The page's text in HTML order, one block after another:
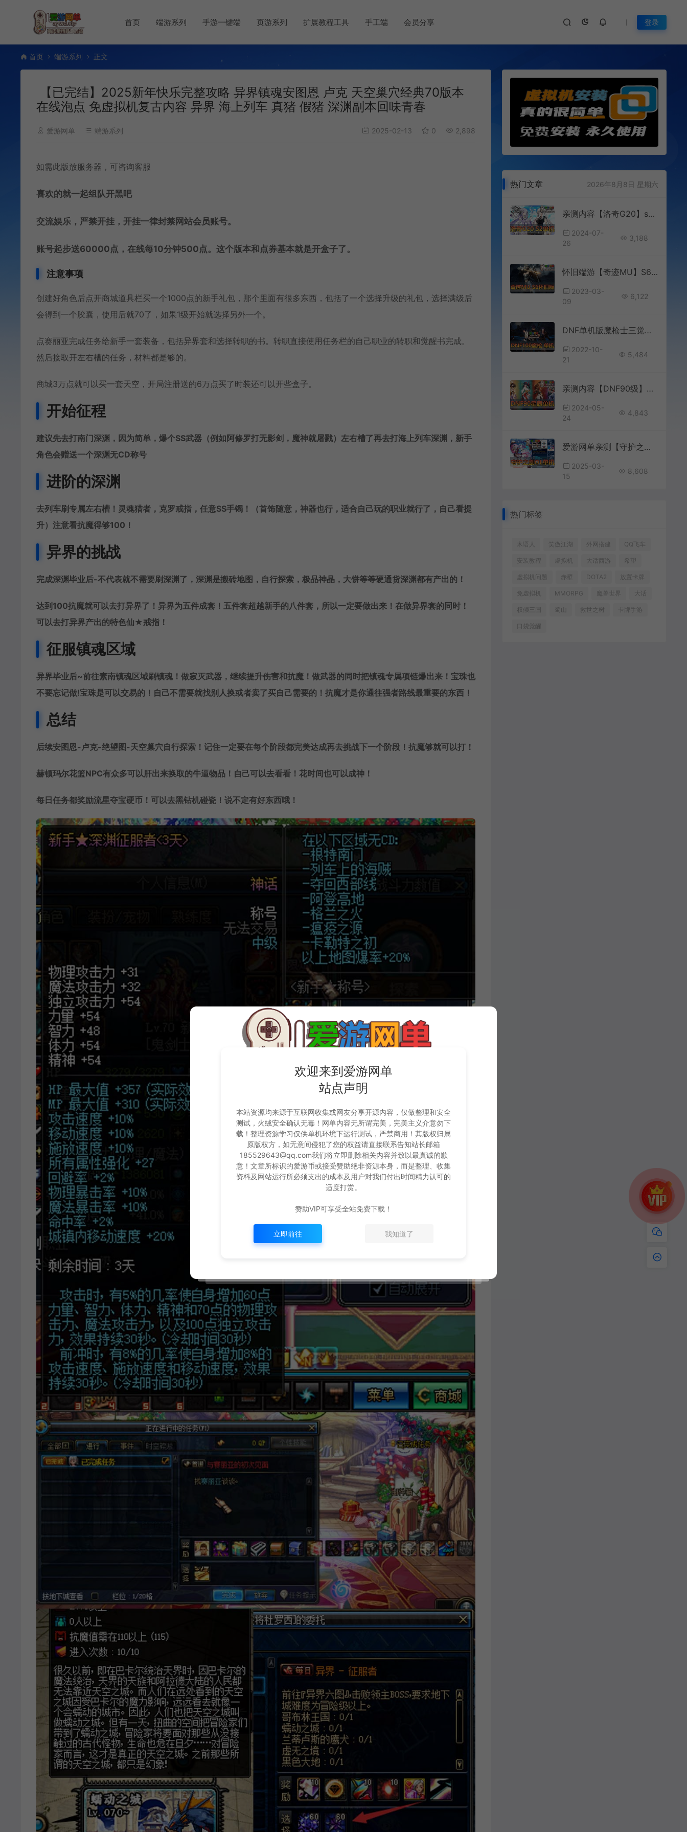
首页 端游系列 手游一键端 页游系列 扩展教程工具 手工端 会员分享 登录
首页 端游系列 正文
【已完结】2025新年快乐完整攻略 异界镇魂安图恩 卢克 天空巢穴经典70版本
在线泡点 免虚拟机复古内容 异界 海上列车 真猪 假猪 深渊副本回味青春
爱游网单 端游系列 2025-02-13 0 2,898
如需此版放服务器，可咨询客服
喜欢的就一起组队开黑吧
交流娱乐，严禁开挂，开挂一律封禁网站会员账号。
账号起步送60000点，在线每10分钟500点。这个版本和点券基本就是开盒子了。
注意事项
创建好角色后点开商城道具栏买一个1000点的新手礼包，那个里面有很多东西，包括了一个选择升级的礼包，选择满级后
会得到一个胶囊，使用后就70了，如果1级开始就选择另外一个。
点赛丽亚完成任务给新手一套装备，包括异界套和选择转职的书。转职直接使用任务栏的自己职业的转职和觉醒书完成。
然后接取开左右槽的任务，材料都是够的。
商城3万点就可以买一套天空，开局注册送的6万点买了时装还可以开些盒子。
开始征程
建议先去打南门深渊，因为简单，爆个SS武器（例如阿修罗打无影剑，魔神就屠戮）左右槽了再去打海上列车深渊，新手
角色会赠送一个深渊无CD称号
进阶的深渊
去列车刷专属左右槽！灵魂猎者，克罗戒指，任意SS手镯！（首饰随意，神器也行，适合自己玩的职业就行了，自己看提
升）注意看抗魔得够100！
异界的挑战
完成深渊毕业后-不代表就不需要刷深渊了，深渊是搬砖地图，自行探索，极品神晶，大饼等等硬通货深渊都有产出的！
达到100抗魔就可以去打异界了！异界为五件成套！五件套超越新手的八件套，所以一定要做出来！在做异界套的同时！
可以去打异界产出的特色仙★戒指 ！
征服镇魂区域
异界毕业后~前往素南镇魂区域刷镇魂！做寂灭武器，继续提升伤害和抗魔！做武器的同时把镇魂专属项链爆出来！宝珠也
不要忘记做!宝珠是可以交易的！自己不需要就找别人换或者卖了买自己需要的！抗魔才是你通往强者路线最重要的东西！
总结
后续安图恩-卢克-绝望图-天空巢穴自行探索！记住一定要在每个阶段都完美达成再去挑战下一个阶段！抗魔够就可以打！
赫顿玛尔花篮NPC有众多可以肝出来换取的牛逼物品！自己可以去看看！花时间也可以成神！
每日任务都奖励流星夺宝硬币！可以去黑钻机碰瓷！说不定有好东西哦！
热门文章 2026年8月8日 星期六
亲测内容【洛奇G20】s2带GM代码命令修改工具视频安装教学虚拟机一键端经典怀旧网游单机Q萌卡通
2024-07-
26
3,188
怀旧端游【奇迹MU】S6越南怀旧版修仙版本GM工具视频教程图片攻略
2023-03-
09
6,122
DNF单机版魔枪士三觉真100级女鬼剑单人单机断网可玩地下城与勇士台服虚拟机一键端
2022-10-
21
5,484
亲测内容【DNF90级】浩瀚星辰单机版仿官设定直升满级玩法丰富40个职业5女鬼剑4女圣职者3魔枪士
2024-05-
24
4,843
爱游网单亲测【守护之剑】单机版虚拟机一件端内置GM怀旧网游单机横版通关游戏
2025-03-
15
8,608
热门标签
木语人 笑傲江湖 外网搭建 QQ飞车
安装教程 虚拟机 大话西游 希望
虚拟机问题 赤壁 DOTA2 放置卡牌
免虚拟机 MMORPG 魔兽世界 大话
权倾三国 蜀山 救世之树 卡牌手游
口袋觉醒
欢迎来到爱游网单
站点声明
本站资源均来源于互联网收集或网友分享开源内容，仅做整理和安全
测试，火绒安全确认无毒！网单内容无所谓完美，完美主义介意勿下
载！整理资源学习仅供单机环境下运行测试，严禁商用！其版权归属
原版权方，如无意间侵犯了您的权益请直接联系告知站长邮箱
185529643@qq.com我们将立即删除相关内容并致以最真诚的歉
意！文章所标识的爱游币或接受赞助绝非资源本身，而是整理、收集
资料及网站运行所必须支出的成本及用户对我们付出时间精力认可的
适度打赏。
赞助VIP可享受全站免费下载！
立即前往 我知道了